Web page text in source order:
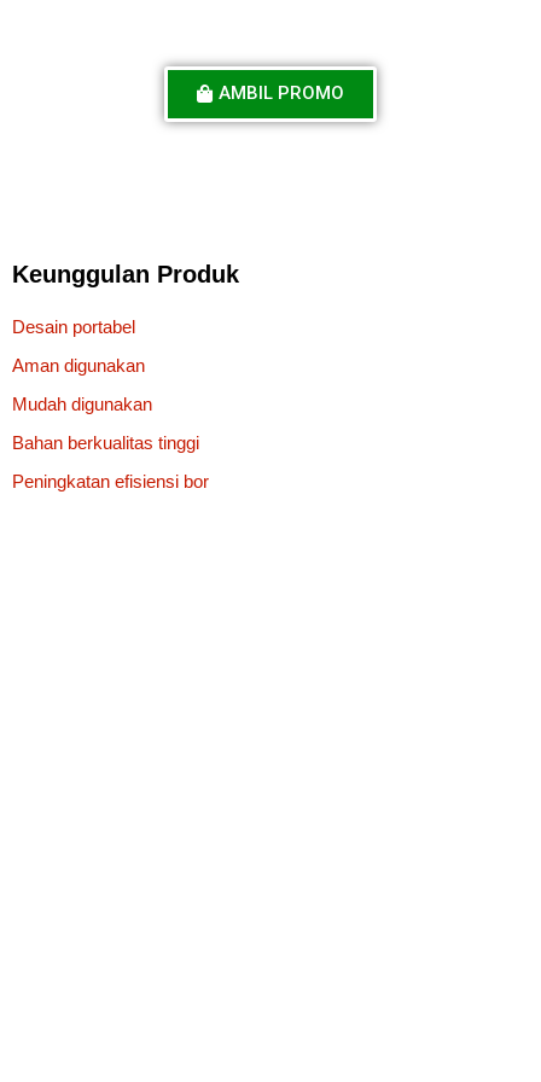
AMBIL PROMO
Keunggulan Produk
Desain portabel
Aman digunakan
Mudah digunakan
Bahan berkualitas tinggi
Peningkatan efisiensi bor